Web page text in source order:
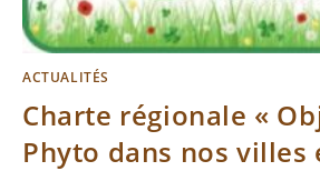
ACTUALITÉS
Charte régionale «
Phyto dans nos villes